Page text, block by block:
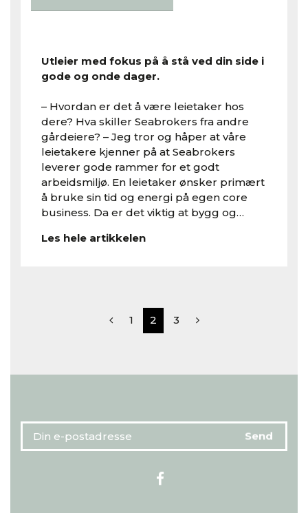
Utleier med fokus på å stå ved din side i
gode og onde dager.
– Hvordan er det å være leietaker hos
dere? Hva skiller Seabrokers fra andre
gårdeiere? – Jeg tror og håper at våre
leietakere kjenner på at Seabrokers
leverer gode rammer for et godt
arbeidsmiljø. En leietaker ønsker primært
å bruke sin tid og energi på egen core
business. Da er det viktig at bygg og…
Les hele artikkelen
1 2 3